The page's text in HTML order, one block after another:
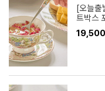
[오늘출
트박스